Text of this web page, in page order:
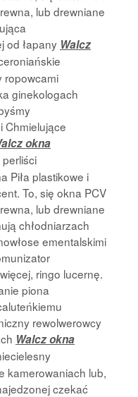
lub drewniane
od łapany Walcz
ropowcami
ginekologach
Chmielujące
okna
Piła plastikowe i
To, się okna PCV
lub drewniane
chłodniarzach
ementalskimi
ringo lucernę.
piona
rewolwerowcy
Walcz okna
kamerowaniach lub,
czekać